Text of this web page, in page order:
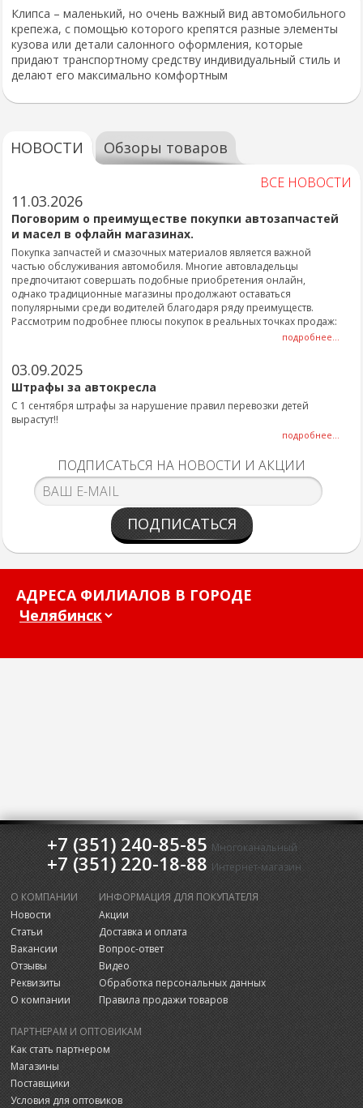
Клипса – маленький, но очень важный вид автомобильного
крепежа, с помощью которого крепятся разные элементы
кузова или детали салонного оформления, которые
придают транспортному средству индивидуальный стиль и
делают его максимально комфортным
НОВОСТИ Обзоры товаров
ВСЕ НОВОСТИ
11.03.2026
Поговорим о преимуществе покупки автозапчастей
и масел в офлайн магазинах.
Покупка запчастей и смазочных материалов является важной
частью обслуживания автомобиля. Многие автовладельцы
предпочитают совершать подобные приобретения онлайн,
однако традиционные магазины продолжают оставаться
популярными среди водителей благодаря ряду преимуществ.
Рассмотрим подробнее плюсы покупок в реальных точках продаж:
подробнее...
03.09.2025
Штрафы за автокресла
С 1 сентября штрафы за нарушение правил перевозки детей
вырастут!!
подробнее...
ПОДПИСАТЬСЯ НА НОВОСТИ И АКЦИИ
ПОДПИСАТЬСЯ
АДРЕСА ФИЛИАЛОВ В ГОРОДЕ
+7 (351) 240-85-85 Многоканальный
+7 (351) 220-18-88 Интернет-магазин
О КОМПАНИИ
Новости
Статьи
Вакансии
Отзывы
Реквизиты
О компании
ИНФОРМАЦИЯ ДЛЯ ПОКУПАТЕЛЯ
Акции
Доставка и оплата
Вопрос-ответ
Видео
Обработка персональных данных
Правила продажи товаров
ПАРТНЕРАМ И ОПТОВИКАМ
Как стать партнером
Магазины
Поставщики
Условия для оптовиков